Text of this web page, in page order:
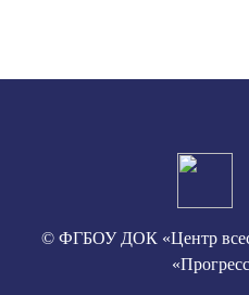
© ФГБОУ ДОК «Центр